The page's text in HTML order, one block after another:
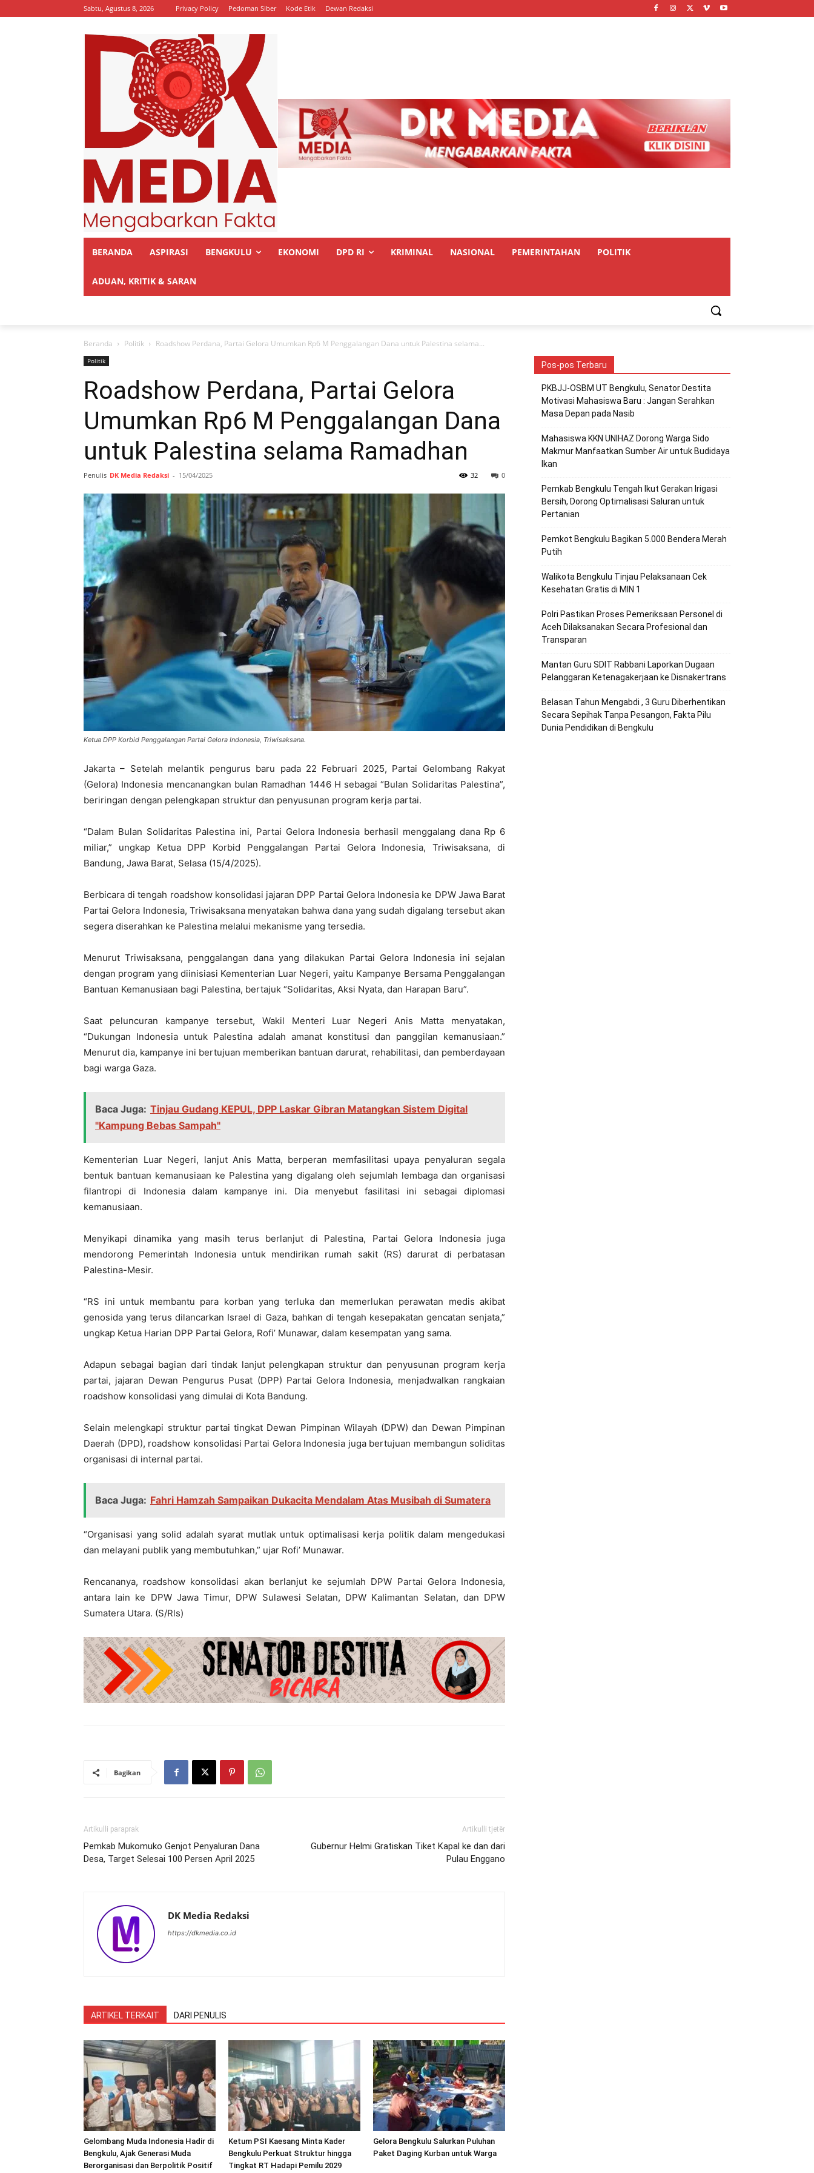
Sabtu, Agustus 8, 2026 Privacy Policy Pedoman Siber Kode Etik Dewan Redaksi
BERANDA ASPIRASI BENGKULU EKONOMI DPD RI KRIMINAL NASIONAL PEMERINTAHAN POLITIK
ADUAN, KRITIK & SARAN
Beranda Politik Roadshow Perdana, Partai Gelora Umumkan Rp6 M Penggalangan Dana untuk Palestina selama...
Politik
Roadshow Perdana, Partai Gelora
Umumkan Rp6 M Penggalangan Dana
untuk Palestina selama Ramadhan
Penulis DK Media Redaksi - 15/04/2025 0
32
Ketua DPP Korbid Penggalangan Partai Gelora Indonesia, Triwisaksana.
Jakarta – Setelah melantik pengurus baru pada 22 Februari 2025, Partai Gelombang Rakyat
(Gelora) Indonesia mencanangkan bulan Ramadhan 1446 H sebagai “Bulan Solidaritas Palestina”,
beriringan dengan pelengkapan struktur dan penyusunan program kerja partai.
“Dalam Bulan Solidaritas Palestina ini, Partai Gelora Indonesia berhasil menggalang dana Rp 6
miliar,” ungkap Ketua DPP Korbid Penggalangan Partai Gelora Indonesia, Triwisaksana, di
Bandung, Jawa Barat, Selasa (15/4/2025).
Berbicara di tengah roadshow konsolidasi jajaran DPP Partai Gelora Indonesia ke DPW Jawa Barat
Partai Gelora Indonesia, Triwisaksana menyatakan bahwa dana yang sudah digalang tersebut akan
segera diserahkan ke Palestina melalui mekanisme yang tersedia.
Menurut Triwisaksana, penggalangan dana yang dilakukan Partai Gelora Indonesia ini sejalan
dengan program yang diinisiasi Kementerian Luar Negeri, yaitu Kampanye Bersama Penggalangan
Bantuan Kemanusiaan bagi Palestina, bertajuk “Solidaritas, Aksi Nyata, dan Harapan Baru”.
Saat peluncuran kampanye tersebut, Wakil Menteri Luar Negeri Anis Matta menyatakan,
“Dukungan Indonesia untuk Palestina adalah amanat konstitusi dan panggilan kemanusiaan.”
Menurut dia, kampanye ini bertujuan memberikan bantuan darurat, rehabilitasi, dan pemberdayaan
bagi warga Gaza.
Baca Juga: Tinjau Gudang KEPUL, DPP Laskar Gibran Matangkan Sistem Digital
"Kampung Bebas Sampah"
Kementerian Luar Negeri, lanjut Anis Matta, berperan memfasilitasi upaya penyaluran segala
bentuk bantuan kemanusiaan ke Palestina yang digalang oleh sejumlah lembaga dan organisasi
filantropi di Indonesia dalam kampanye ini. Dia menyebut fasilitasi ini sebagai diplomasi
kemanusiaan.
Menyikapi dinamika yang masih terus berlanjut di Palestina, Partai Gelora Indonesia juga
mendorong Pemerintah Indonesia untuk mendirikan rumah sakit (RS) darurat di perbatasan
Palestina-Mesir.
“RS ini untuk membantu para korban yang terluka dan memerlukan perawatan medis akibat
genosida yang terus dilancarkan Israel di Gaza, bahkan di tengah kesepakatan gencatan senjata,”
ungkap Ketua Harian DPP Partai Gelora, Rofi’ Munawar, dalam kesempatan yang sama.
Adapun sebagai bagian dari tindak lanjut pelengkapan struktur dan penyusunan program kerja
partai, jajaran Dewan Pengurus Pusat (DPP) Partai Gelora Indonesia, menjadwalkan rangkaian
roadshow konsolidasi yang dimulai di Kota Bandung.
Selain melengkapi struktur partai tingkat Dewan Pimpinan Wilayah (DPW) dan Dewan Pimpinan
Daerah (DPD), roadshow konsolidasi Partai Gelora Indonesia juga bertujuan membangun soliditas
organisasi di internal partai.
Baca Juga: Fahri Hamzah Sampaikan Dukacita Mendalam Atas Musibah di Sumatera
“Organisasi yang solid adalah syarat mutlak untuk optimalisasi kerja politik dalam mengedukasi
dan melayani publik yang membutuhkan,” ujar Rofi’ Munawar.
Rencananya, roadshow konsolidasi akan berlanjut ke sejumlah DPW Partai Gelora Indonesia,
antara lain ke DPW Jawa Timur, DPW Sulawesi Selatan, DPW Kalimantan Selatan, dan DPW
Sumatera Utara. (S/Rls)
Bagikan
Artikulli paraprak
Pemkab Mukomuko Genjot Penyaluran Dana
Desa, Target Selesai 100 Persen April 2025
Artikulli tjetër
Gubernur Helmi Gratiskan Tiket Kapal ke dan dari
Pulau Enggano
DK Media Redaksi
https://dkmedia.co.id
ARTIKEL TERKAIT DARI PENULIS
Gelombang Muda Indonesia Hadir di
Bengkulu, Ajak Generasi Muda
Berorganisasi dan Berpolitik Positif
Ketum PSI Kaesang Minta Kader
Bengkulu Perkuat Struktur hingga
Tingkat RT Hadapi Pemilu 2029
Gelora Bengkulu Salurkan Puluhan
Paket Daging Kurban untuk Warga
Pos-pos Terbaru
PKBJJ-OSBM UT Bengkulu, Senator Destita
Motivasi Mahasiswa Baru : Jangan Serahkan
Masa Depan pada Nasib
Mahasiswa KKN UNIHAZ Dorong Warga Sido
Makmur Manfaatkan Sumber Air untuk Budidaya
Ikan
Pemkab Bengkulu Tengah Ikut Gerakan Irigasi
Bersih, Dorong Optimalisasi Saluran untuk
Pertanian
Pemkot Bengkulu Bagikan 5.000 Bendera Merah
Putih
Walikota Bengkulu Tinjau Pelaksanaan Cek
Kesehatan Gratis di MIN 1
Polri Pastikan Proses Pemeriksaan Personel di
Aceh Dilaksanakan Secara Profesional dan
Transparan
Mantan Guru SDIT Rabbani Laporkan Dugaan
Pelanggaran Ketenagakerjaan ke Disnakertrans
Belasan Tahun Mengabdi , 3 Guru Diberhentikan
Secara Sepihak Tanpa Pesangon, Fakta Pilu
Dunia Pendidikan di Bengkulu